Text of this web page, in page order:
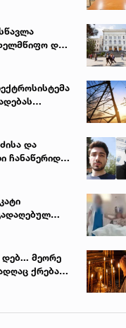
და
და
ჩანაწერიდან
მეორე
ქრება
-
შიდა